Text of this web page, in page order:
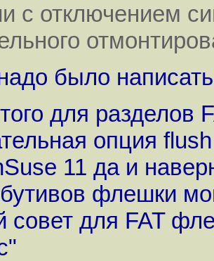
с отключением
было
для разделов
опция
11 да и
флешки
совет для FAT